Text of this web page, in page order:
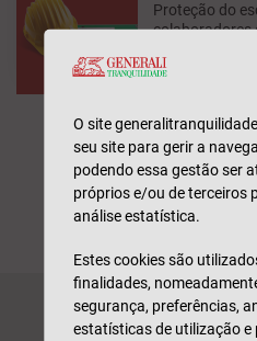
Proteção do
colaboradores
Encontre o
O site
seu site para gerir a
podendo essa gestão ser
próprios e/ou de terceiros
análise estatística.
Estes cookies são
finalidades,
segurança, preferências,
estatísticas de utilização e